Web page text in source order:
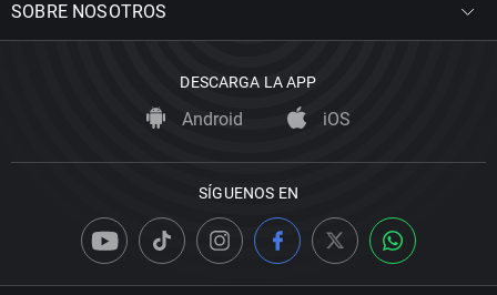
SOBRE NOSOTROS
DESCARGA LA APP
Android iOS
SÍGUENOS EN